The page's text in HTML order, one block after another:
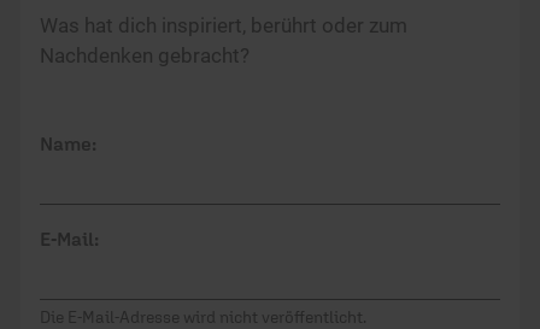
Was hat dich inspiriert, berührt oder zum
Nachdenken gebracht?
Name:
E-Mail:
Die E-Mail-Adresse wird nicht veröffentlicht.